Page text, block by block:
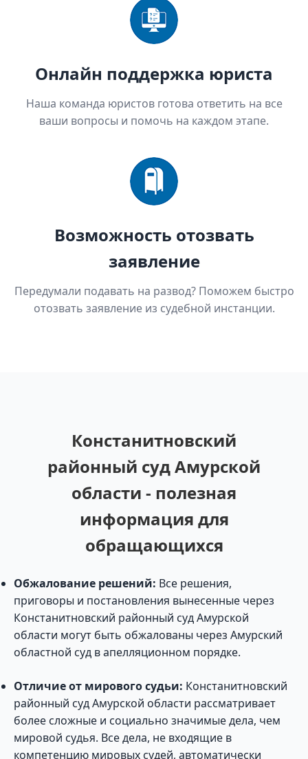
Онлайн поддержка юриста
Наша команда юристов готова ответить на все
ваши вопросы и помочь на каждом этапе.
Возможность отозвать
заявление
Передумали подавать на развод? Поможем быстро
отозвать заявление из судебной инстанции.
Констанитновский
районный суд Амурской
области - полезная
информация для
обращающихся
Обжалование решений: Все решения,
приговоры и постановления вынесенные через
Констанитновский районный суд Амурской
области могут быть обжалованы через Амурский
областной суд в апелляционном порядке.
Отличие от мирового судьи: Констанитновский
районный суд Амурской области рассматривает
более сложные и социально значимые дела, чем
мировой судья. Все дела, не входящие в
компетенцию мировых судей, автоматически